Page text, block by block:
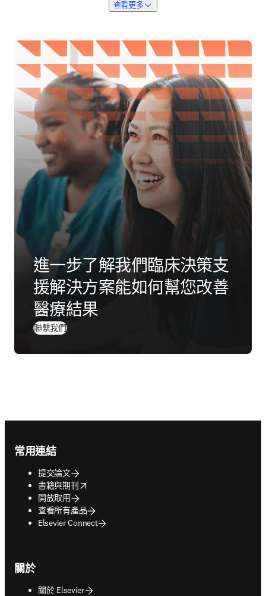
查看更多
進一步了解我們臨床決策支
援解決方案能如何幫您改善
醫療結果
聯繫我們
常用連結
提交論文
書籍與期刊
opens in new tab/window
開放取用
查看所有產品
Elsevier Connect
關於
關於 Elsevier